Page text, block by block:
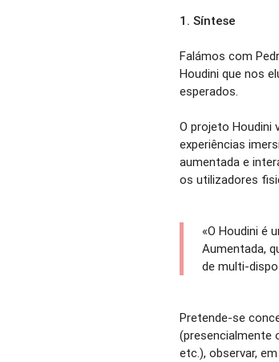
1. Síntese
Falámos com
Houdini que nos
esperados.
O projeto Houdini
experiências
aumentada e
os utilizadores
«O Houdini é
Aumentada,
de multi-
Pretende-se
(presencialmente
etc.), observar,